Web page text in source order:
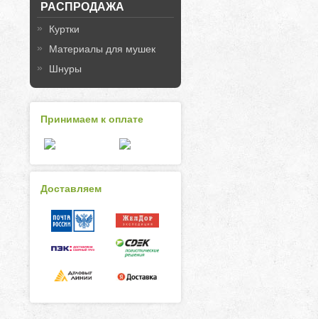
РАСПРОДАЖА
Куртки
Материалы для мушек
Шнуры
Принимаем к оплате
Доставляем